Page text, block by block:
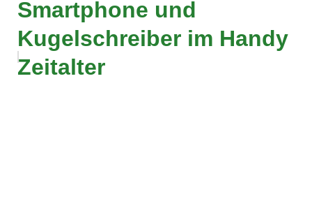
Smartphone und
Kugelschreiber im Handy
Zeitalter